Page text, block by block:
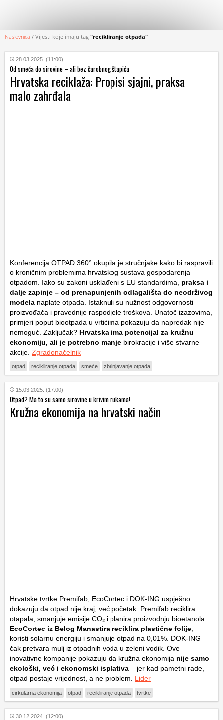
KATEGORIJE
HRVATSKI
WEB
Naslovnica / Vijesti koje imaju tag "recikliranje otpada"
28.03.2025. (11:00)
Od smeća do sirovine – ali bez čarobnog štapića
Hrvatska reciklaža: Propisi sjajni, praksa
malo zahrđala
Konferencija OTPAD 360° okupila je stručnjake kako bi raspravili
o kroničnim problemima hrvatskog sustava gospodarenja
otpadom. Iako su zakoni usklađeni s EU standardima, praksa i
dalje zapinje – od prenapunjenih odlagališta do neodrživog
modela naplate otpada. Istaknuli su nužnost odgovornosti
proizvođača i pravednije raspodjele troškova. Unatoč izazovima,
primjeri poput biootpada u vrtićima pokazuju da napredak nije
nemoguć. Zaključak? Hrvatska ima potencijal za kružnu
ekonomiju, ali je potrebno manje birokracije i više stvarne
akcije. Zgradonačelnik
otpad recikliranje otpada smeće zbrinjavanje otpada
15.03.2025. (17:00)
Otpad? Ma to su samo sirovine u krivim rukama!
Kružna ekonomija na hrvatski način
Hrvatske tvrtke Premifab, EcoCortec i DOK-ING uspješno
dokazuju da otpad nije kraj, već početak. Premifab reciklira
otapala, smanjuje emisije CO₂ i planira proizvodnju bioetanola.
EcoCortec iz Belog Manastira reciklira plastične folije
koristi solarnu energiju i smanjuje otpad na 0,01%. DOK-ING
čak pretvara mulj iz otpadnih voda u zeleni vodik. Ove
inovativne kompanije pokazuju da kružna ekonomija nije samo
ekološki, već i ekonomski isplativa – jer kad pametni rade,
otpad postaje vrijednost, a ne problem. Lider
cirkularna ekonomija otpad recikliranje otpada tvrtke
30.12.2024. (12:00)